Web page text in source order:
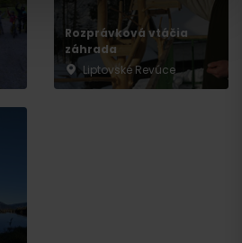
Rozprávková vtáčia
záhrada
Liptovské Revúce